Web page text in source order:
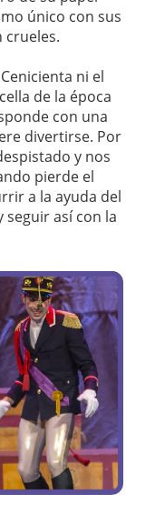
único con sus
crueles.
ni el
de la época
con una
divertirse. Por
y nos
pierde el
a la ayuda del
así con la